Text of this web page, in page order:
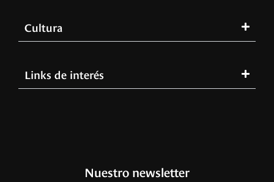
Cultura
Links de interés
Nuestro newsletter